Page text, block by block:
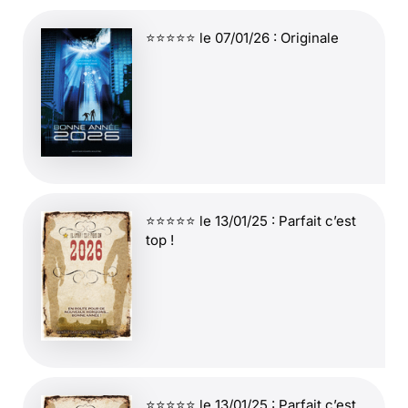
⭐⭐⭐⭐⭐ le 07/01/26 : Originale
⭐⭐⭐⭐⭐ le 13/01/25 : Parfait c’est
top !